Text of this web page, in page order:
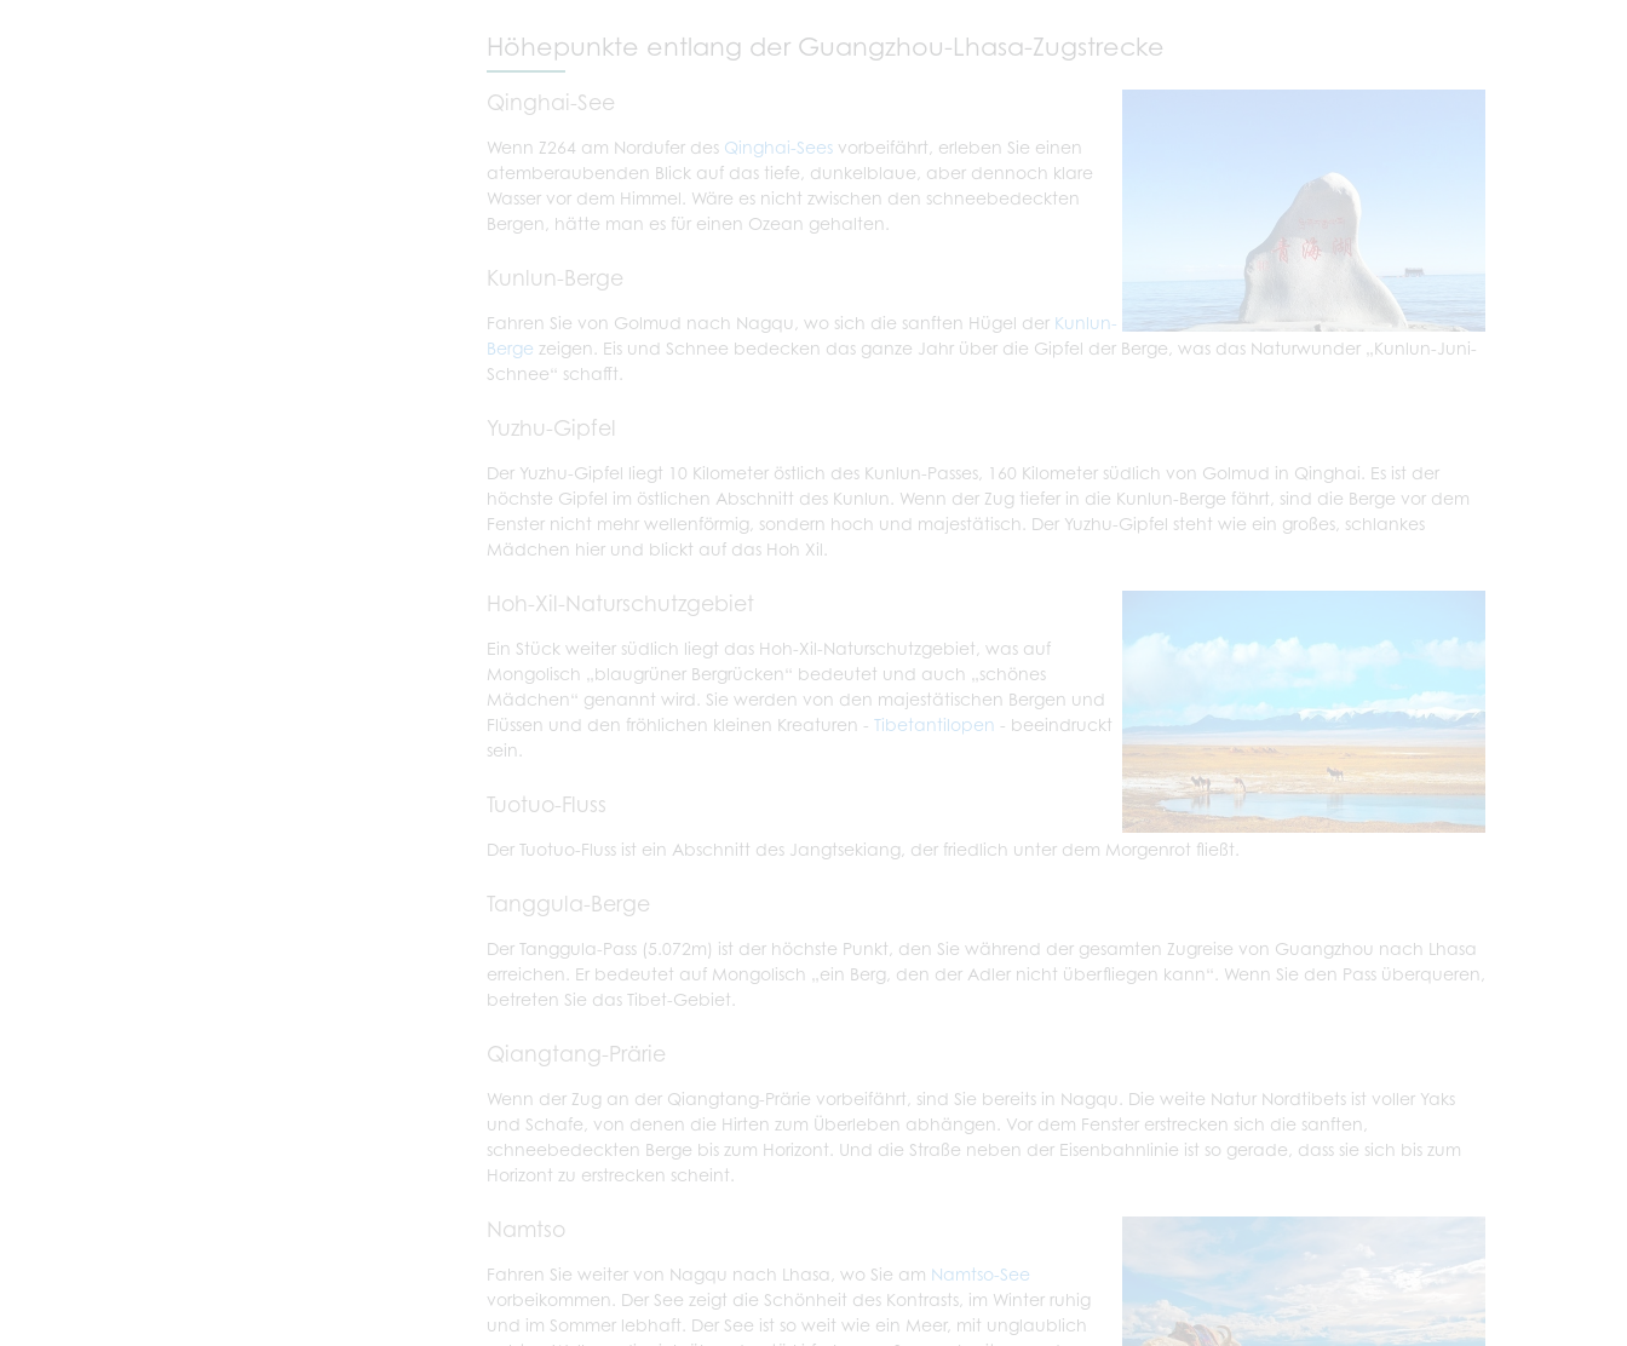
Höhepunkte entlang der Guangzhou-Lhasa-Zugstrecke
Qinghai-See
Wenn Z264 am Nordufer des Qinghai-Sees vorbeifährt, erleben Sie einen
atemberaubenden Blick auf das tiefe, dunkelblaue, aber dennoch klare
Wasser vor dem Himmel. Wäre es nicht zwischen den schneebedeckten
Bergen, hätte man es für einen Ozean gehalten.
Kunlun-Berge
Fahren Sie von Golmud nach Nagqu, wo sich die sanften Hügel der Kunlun-
Berge zeigen. Eis und Schnee bedecken das ganze Jahr über die Gipfel der Berge, was das Naturwunder „Kunlun-Juni-
Schnee“ schafft.
Yuzhu-Gipfel
Der Yuzhu-Gipfel liegt 10 Kilometer östlich des Kunlun-Passes, 160 Kilometer südlich von Golmud in Qinghai. Es ist der
höchste Gipfel im östlichen Abschnitt des Kunlun. Wenn der Zug tiefer in die Kunlun-Berge fährt, sind die Berge vor dem
Fenster nicht mehr wellenförmig, sondern hoch und majestätisch. Der Yuzhu-Gipfel steht wie ein großes, schlankes
Mädchen hier und blickt auf das Hoh Xil.
Hoh-Xil-Naturschutzgebiet
Ein Stück weiter südlich liegt das Hoh-Xil-Naturschutzgebiet, was auf
Mongolisch „blaugrüner Bergrücken“ bedeutet und auch „schönes
Mädchen“ genannt wird. Sie werden von den majestätischen Bergen und
Flüssen und den fröhlichen kleinen Kreaturen - Tibetantilopen - beeindruckt
sein.
Tuotuo-Fluss
Der Tuotuo-Fluss ist ein Abschnitt des Jangtsekiang, der friedlich unter dem Morgenrot fließt.
Tanggula-Berge
Der Tanggula-Pass (5.072m) ist der höchste Punkt, den Sie während der gesamten Zugreise von Guangzhou nach Lhasa
erreichen. Er bedeutet auf Mongolisch „ein Berg, den der Adler nicht überfliegen kann“. Wenn Sie den Pass überqueren,
betreten Sie das Tibet-Gebiet.
Qiangtang-Prärie
Wenn der Zug an der Qiangtang-Prärie vorbeifährt, sind Sie bereits in Nagqu. Die weite Natur Nordtibets ist voller Yaks
und Schafe, von denen die Hirten zum Überleben abhängen. Vor dem Fenster erstrecken sich die sanften,
schneebedeckten Berge bis zum Horizont. Und die Straße neben der Eisenbahnlinie ist so gerade, dass sie sich bis zum
Horizont zu erstrecken scheint.
Namtso
Fahren Sie weiter von Nagqu nach Lhasa, wo Sie am Namtso-See
vorbeikommen. Der See zeigt die Schönheit des Kontrasts, im Winter ruhig
und im Sommer lebhaft. Der See ist so weit wie ein Meer, mit unglaublich